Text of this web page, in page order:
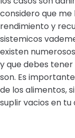
considero que
rendimiento y
sistemicos
existen
y que debes
son. Es
de los alimentos,
suplir vacios en tu